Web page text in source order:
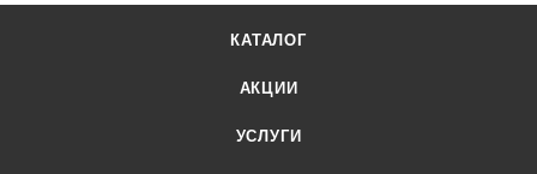
КАТАЛОГ
АКЦИИ
УСЛУГИ